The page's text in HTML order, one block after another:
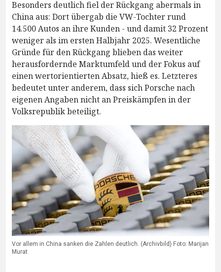
Besonders deutlich fiel der Rückgang abermals in
China aus: Dort übergab die VW-Tochter rund
14.500 Autos an ihre Kunden - und damit 32 Prozent
weniger als im ersten Halbjahr 2025. Wesentliche
Gründe für den Rückgang blieben das weiter
herausfordernde Marktumfeld und der Fokus auf
einen wertorientierten Absatz, hieß es. Letzteres
bedeutet unter anderem, dass sich Porsche nach
eigenen Angaben nicht an Preiskämpfen in der
Volksrepublik beteiligt.
Vor allem in China sanken die Zahlen deutlich. (Archivbild) Foto: Marijan
Murat